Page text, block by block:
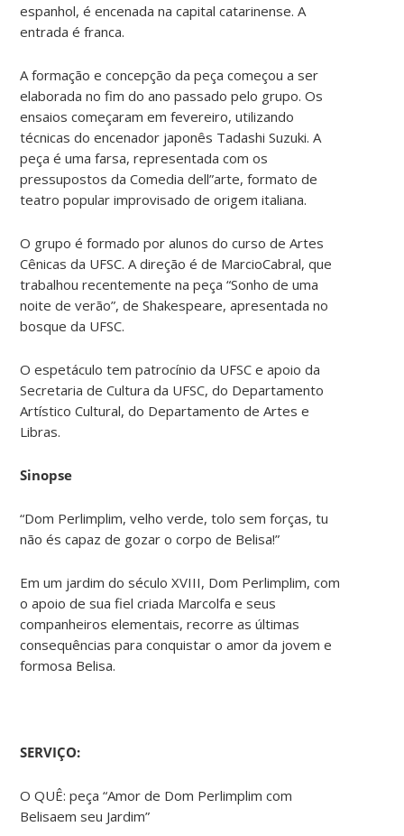
espanhol, é encenada na capital catarinense. A
entrada é franca.
A formação e concepção da peça começou a ser
elaborada no fim do ano passado pelo grupo. Os
ensaios começaram em fevereiro, utilizando
técnicas do encenador japonês Tadashi Suzuki. A
peça é uma farsa, representada com os
pressupostos da Comedia dell”arte, formato de
teatro popular improvisado de origem italiana.
O grupo é formado por alunos do curso de Artes
Cênicas da UFSC. A direção é de MarcioCabral, que
trabalhou recentemente na peça “Sonho de uma
noite de verão”, de Shakespeare, apresentada no
bosque da UFSC.
O espetáculo tem patrocínio da UFSC e apoio da
Secretaria de Cultura da UFSC, do Departamento
Artístico Cultural, do Departamento de Artes e
Libras.
Sinopse
“Dom Perlimplim, velho verde, tolo sem forças, tu
não és capaz de gozar o corpo de Belisa!”
Em um jardim do século XVIII, Dom Perlimplim, com
o apoio de sua fiel criada Marcolfa e seus
companheiros elementais, recorre as últimas
consequências para conquistar o amor da jovem e
formosa Belisa.
SERVIÇO:
O QUÊ: peça “Amor de Dom Perlimplim com
Belisaem seu Jardim”